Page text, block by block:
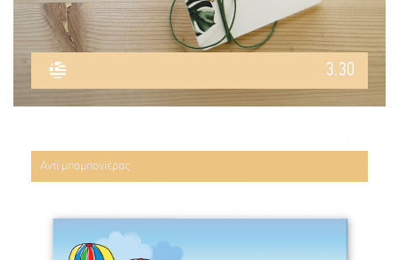
3.30
Αντί μπομπονιέρας